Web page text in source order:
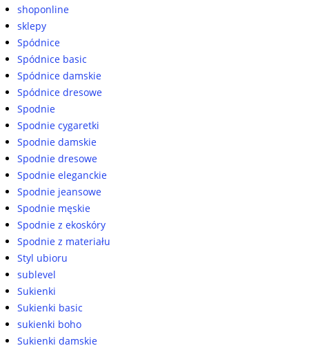
shoponline
sklepy
Spódnice
Spódnice basic
Spódnice damskie
Spódnice dresowe
Spodnie
Spodnie cygaretki
Spodnie damskie
Spodnie dresowe
Spodnie eleganckie
Spodnie jeansowe
Spodnie męskie
Spodnie z ekoskóry
Spodnie z materiału
Styl ubioru
sublevel
Sukienki
Sukienki basic
sukienki boho
Sukienki damskie